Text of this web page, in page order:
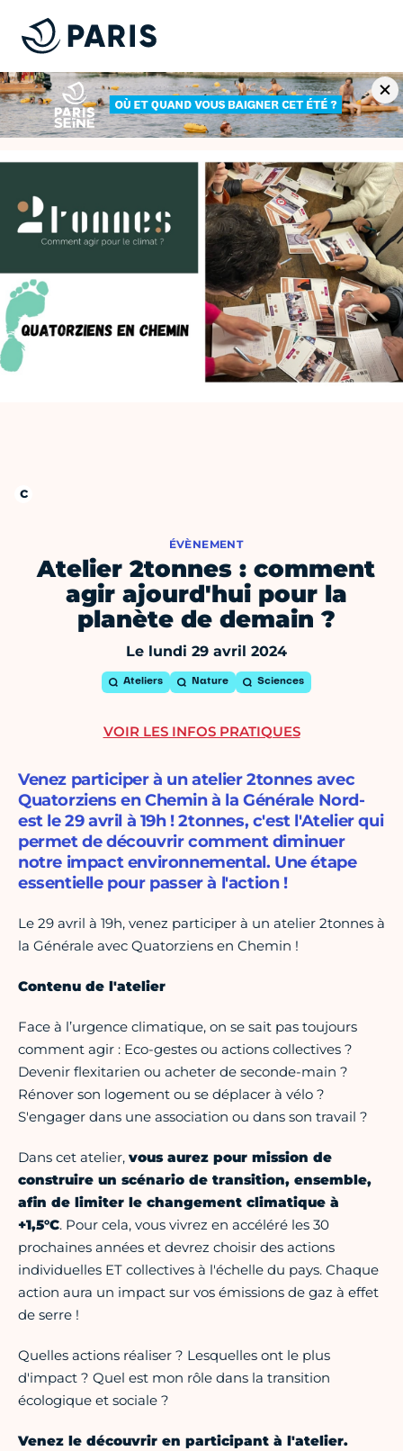
ÉVÈNEMENT
Atelier 2tonnes : comment
agir ajourd'hui pour la
planète de demain ?
Le lundi 29 avril 2024
Ateliers Nature Sciences
Venez participer à un atelier 2tonnes avec
Quatorziens en Chemin à la Générale Nord-
est le 29 avril à 19h ! 2tonnes, c'est l'Atelier qui
permet de découvrir comment diminuer
notre impact environnemental. Une étape
essentielle pour passer à l'action !
Le 29 avril à 19h, venez participer à un atelier 2tonnes à
la Générale avec Quatorziens en Chemin !
Contenu de l'atelier
Face à l’urgence climatique, on se sait pas toujours
comment agir : Eco-gestes ou actions collectives ?
Devenir flexitarien ou acheter de seconde-main ?
Rénover son logement ou se déplacer à vélo ?
S'engager dans une association ou dans son travail ?
Dans cet atelier, vous aurez pour mission de
construire un scénario de transition, ensemble,
afin de limiter le changement climatique à
+1,5°C. Pour cela, vous vivrez en accéléré les 30
prochaines années et devrez choisir des actions
individuelles ET collectives à l'échelle du pays. Chaque
action aura un impact sur vos émissions de gaz à effet
de serre !
Quelles actions réaliser ? Lesquelles ont le plus
d'impact ? Quel est mon rôle dans la transition
écologique et sociale ?
Venez le découvrir en participant à l'atelier.
VOIR LES INFOS PRATIQUES